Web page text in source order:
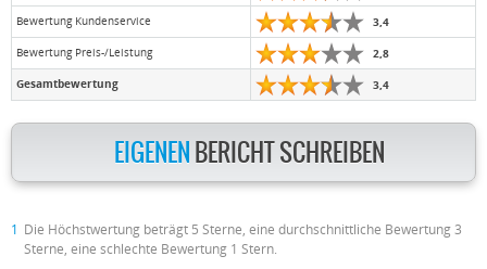
Bewertung Kundenservice 3,4
Bewertung Preis-/Leistung 2,8
Gesamtbewertung 3,4
EIGENEN BERICHT SCHREIBEN
1 Die Höchstwertung beträgt 5 Sterne, eine durchschnittliche Bewertung 3
Sterne, eine schlechte Bewertung 1 Stern.